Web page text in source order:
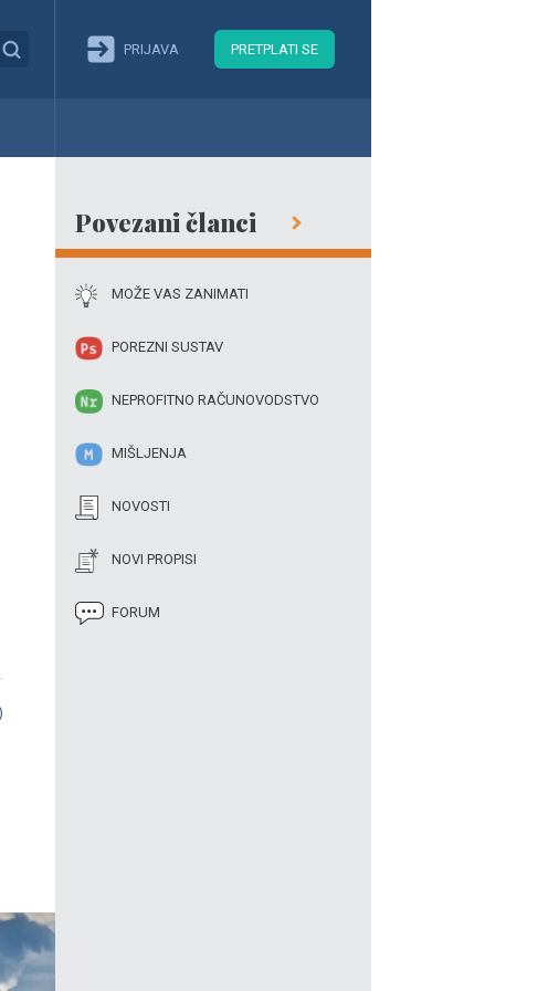
PRIJAVA PRETPLATI SE
Povezani članci
MOŽE VAS ZANIMATI
POREZNI SUSTAV
NEPROFITNO RAČUNOVODSTVO
MIŠLJENJA
NOVOSTI
NOVI PROPISI
FORUM